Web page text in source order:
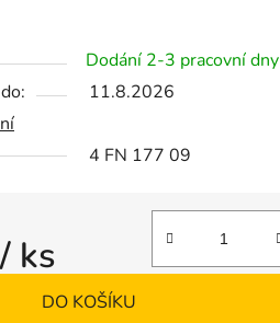
Dodání 2-3 pracovní dny
11.8.2026
4 FN 177 09
/ ks
DO KOŠÍKU